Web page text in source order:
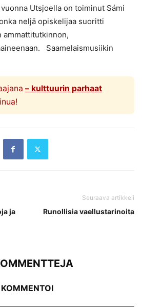
Utsjoella on toiminut Sámi
neljä opiskelijaa suoritti
ammattitutkinnon,
Saamelaismusiikin
– kulttuurin parhaat
ja
Seuraava artikkeli
Runollisia vaellustarinoita
KOMMENTOI